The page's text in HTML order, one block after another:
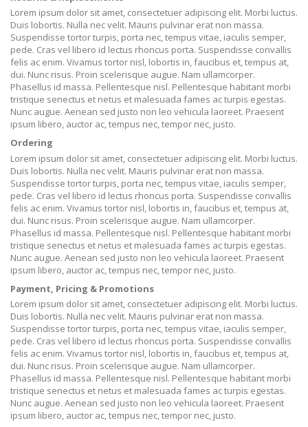
Lorem ipsum dolor sit amet, consectetuer adipiscing elit. Morbi luctus.
Duis lobortis. Nulla nec velit. Mauris pulvinar erat non massa.
Suspendisse tortor turpis, porta nec, tempus vitae, iaculis semper,
pede. Cras vel libero id lectus rhoncus porta. Suspendisse convallis
felis ac enim. Vivamus tortor nisl, lobortis in, faucibus et, tempus at,
dui. Nunc risus. Proin scelerisque augue. Nam ullamcorper.
Phasellus id massa. Pellentesque nisl. Pellentesque habitant morbi
tristique senectus et netus et malesuada fames ac turpis egestas.
Nunc augue. Aenean sed justo non leo vehicula laoreet. Praesent
ipsum libero, auctor ac, tempus nec, tempor nec, justo.
Ordering
Lorem ipsum dolor sit amet, consectetuer adipiscing elit. Morbi luctus.
Duis lobortis. Nulla nec velit. Mauris pulvinar erat non massa.
Suspendisse tortor turpis, porta nec, tempus vitae, iaculis semper,
pede. Cras vel libero id lectus rhoncus porta. Suspendisse convallis
felis ac enim. Vivamus tortor nisl, lobortis in, faucibus et, tempus at,
dui. Nunc risus. Proin scelerisque augue. Nam ullamcorper.
Phasellus id massa. Pellentesque nisl. Pellentesque habitant morbi
tristique senectus et netus et malesuada fames ac turpis egestas.
Nunc augue. Aenean sed justo non leo vehicula laoreet. Praesent
ipsum libero, auctor ac, tempus nec, tempor nec, justo.
Payment, Pricing & Promotions
Lorem ipsum dolor sit amet, consectetuer adipiscing elit. Morbi luctus.
Duis lobortis. Nulla nec velit. Mauris pulvinar erat non massa.
Suspendisse tortor turpis, porta nec, tempus vitae, iaculis semper,
pede. Cras vel libero id lectus rhoncus porta. Suspendisse convallis
felis ac enim. Vivamus tortor nisl, lobortis in, faucibus et, tempus at,
dui. Nunc risus. Proin scelerisque augue. Nam ullamcorper.
Phasellus id massa. Pellentesque nisl. Pellentesque habitant morbi
tristique senectus et netus et malesuada fames ac turpis egestas.
Nunc augue. Aenean sed justo non leo vehicula laoreet. Praesent
ipsum libero, auctor ac, tempus nec, tempor nec, justo.